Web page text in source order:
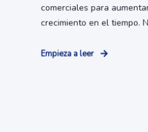
comerciales para
crecimiento en el tiempo.
Empieza a leer